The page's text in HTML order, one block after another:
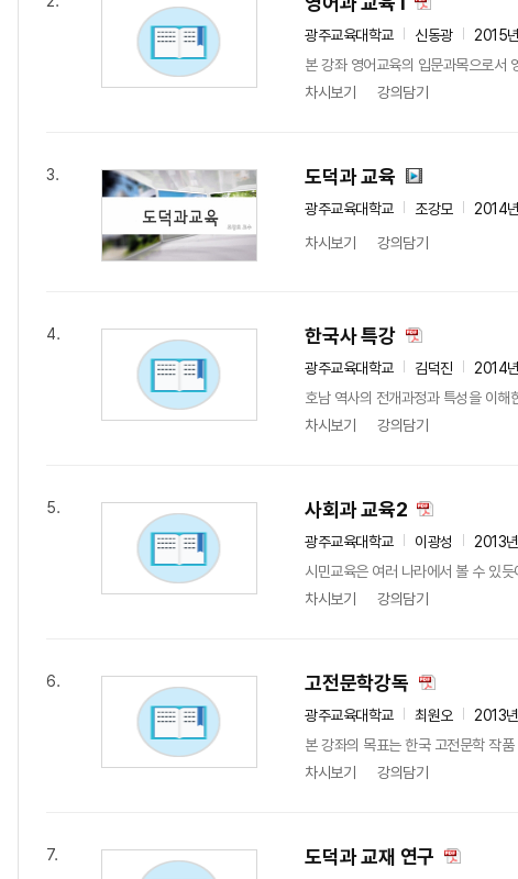
광주교육대학교 신동광
2015
본 강좌 영어교육의 입문과목으로서
차시보기
강의담기
3. 도덕과 교육
광주교육대학교 조강모
2014
차시보기
강의담기
4. 한국사 특강
광주교육대학교 김덕진
2014
호남 역사의 전개과정과 특성을 이해
차시보기
강의담기
5. 사회과 교육2
광주교육대학교 이광성
2013
시민교육은 여러 나라에서 볼 수 있
차시보기
강의담기
6. 고전문학강독
광주교육대학교 최원오
2013년
본 강좌의 목표는 한국 고전문학 작
차시보기
강의담기
7. 도덕과 교재 연구